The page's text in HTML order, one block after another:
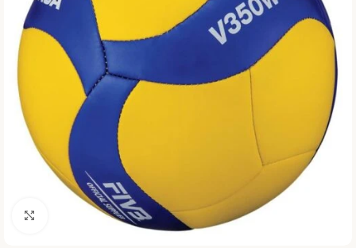
Haga clic para ampliar